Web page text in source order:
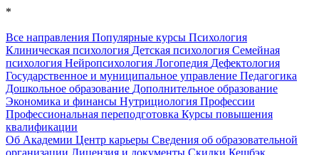
*
Все направления Популярные курсы Психология
Клиническая психология Детская психология Семейная
психология Нейропсихология Логопедия Дефектология
Государственное и муниципальное управление Педагогика
Дошкольное образование Дополнительное образование
Экономика и финансы Нутрициология Профессии
Профессиональная переподготовка Курсы повышения
квалификации
Об Академии Центр карьеры Сведения об образовательной
организации Лицензия и документы Скидки Кешбэк